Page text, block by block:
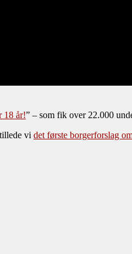
18 år!” – som fik over 22.000
vi det første borgerforslag